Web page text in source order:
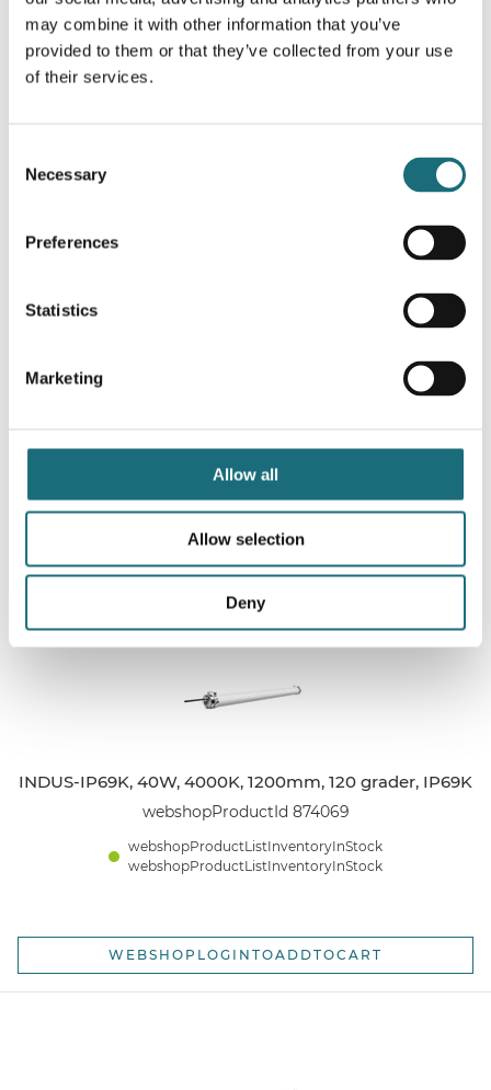
may combine it with other information that you’ve
provided to them or that they’ve collected from your use
of their services.
Selection
Necessary
Preferences
Statistics
Marketing
Allow all
Allow selection
Deny
Produktbeskrivelse
Oprindeligt designet til fødevarer, hvor der er høj
spool rengøring).
loft.
80 grader vand temperatur og 8000-10.000 KPa
(Rapport nr.: B-K200328240).
Relaterede produkter
INDUS-IP69K, 40W, 4000K, 1200mm, 120 grader, IP69K
webshopProductId 874069
webshopProductListInventoryInStock
webshopProductListInventoryInStock
WEBSHOPLOGINTOADDTOCART